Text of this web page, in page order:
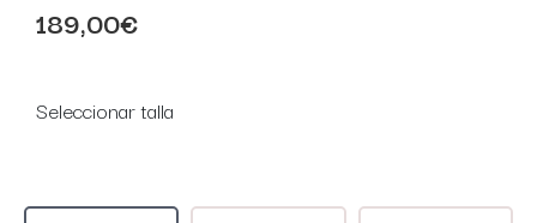
189,00€
Seleccionar talla